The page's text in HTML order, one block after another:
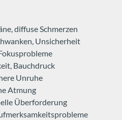
diffuse Schmerzen
Unsicherheit
Bauchdruck
Unruhe
Atmung
Überforderung